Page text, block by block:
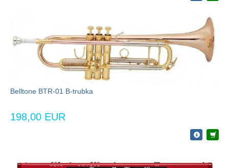
Belltone BTR-01 B-trubka
198,00 EUR